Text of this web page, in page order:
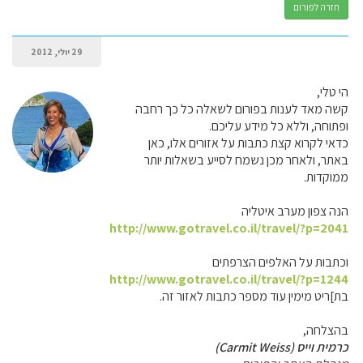
חזרה לפורום
29 יולי, 2012
הי טלי,
קשה מאד לענות בפורום לשאלה כל כך רחבה
ופתוחה, וללא כל מידע עליכם.
כדאי לקרוא קצת כתבות על אזורים אלו, כאן
באתר, ולאחר מכן נשמח לסייע בשאלות יותר
ממוקדות.
הנה צפון מערב איטליה
http://www.gotravel.co.il/travel/?p=2041
וכתבות על האלפים הצרפתים
http://www.gotravel.co.il/travel/?p=1244
בת]ריט מימין עוד מספר כתבות לאזור זה.
בהצלחה,
כרמית וייס (Carmit Weiss)